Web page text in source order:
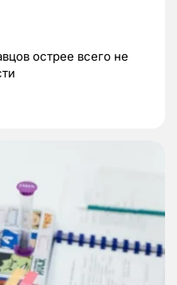
острее всего не